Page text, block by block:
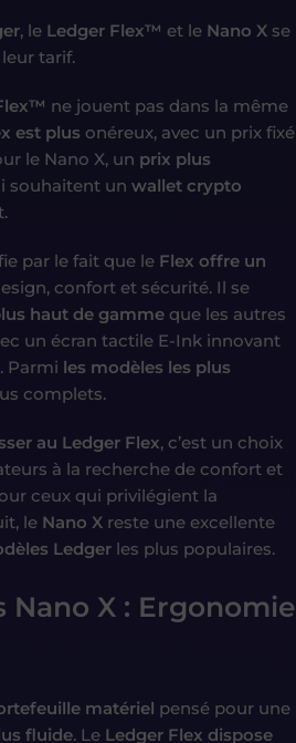
, le Ledger Flex™ et le Nano X se
tarif.
ne jouent pas dans la même
est plus onéreux, avec un prix fixé
le Nano X, un prix plus
souhaitent un wallet crypto
par le fait que le Flex offre un
confort et sécurité. Il se
haut de gamme que les autres
un écran tactile E-Ink innovant
Parmi les modèles les plus
complets.
au Ledger Flex, c’est un choix
à la recherche de confort et
ceux qui privilégient la
le Nano X reste une excellente
Ledger les plus populaires.
Nano X : Ergonomie
matériel pensé pour une
fluide. Le Ledger Flex dispose